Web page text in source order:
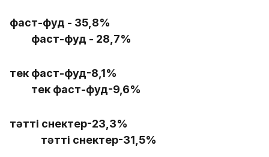
фаст-фуд - 35,8%
фаст-фуд - 28,7%
тек фаст-фуд-8,1%
тек фаст-фуд-9,6%
тәтті снектер-23,3%
тәтті снектер-31,5%